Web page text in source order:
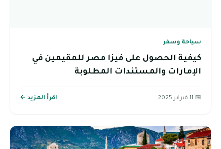
سياحة وسفر
كيفية الحصول على فيزا مصر للمقيمين في
الإمارات والمستندات المطلوبة
📅 11 فبراير 2025 اقرأ المزيد ←